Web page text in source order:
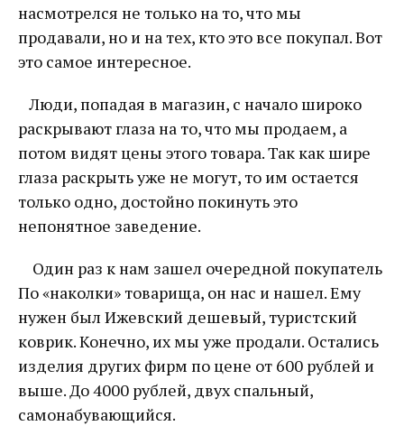
насмотрелся не только на то, что мы
продавали, но и на тех, кто это все покупал. Вот
это самое интересное.
Люди, попадая в магазин, с начало широко
раскрывают глаза на то, что мы продаем, а
потом видят цены этого товара. Так как шире
глаза раскрыть уже не могут, то им остается
только одно, достойно покинуть это
непонятное заведение.
Один раз к нам зашел очередной покупатель
По «наколки» товарища, он нас и нашел. Ему
нужен был Ижевский дешевый, туристский
коврик. Конечно, их мы уже продали. Остались
изделия других фирм по цене от 600 рублей и
выше. До 4000 рублей, двух спальный,
самонабувающийся.